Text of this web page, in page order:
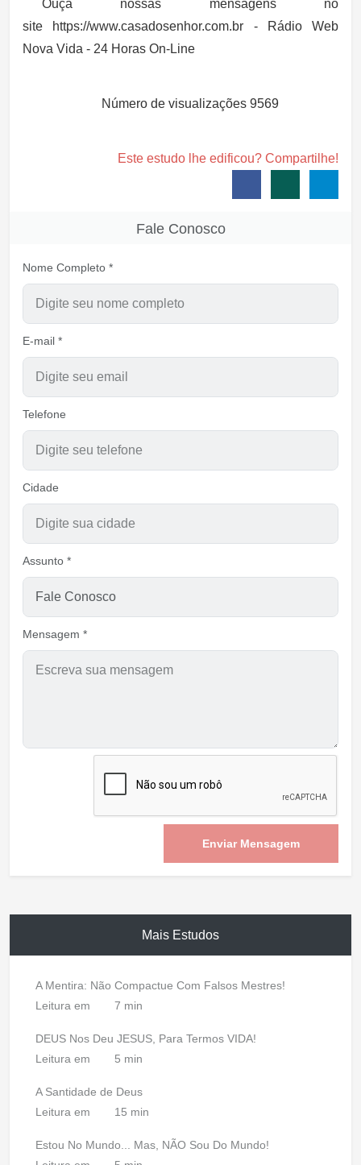
Ouça nossas mensagens no
site https://www.casadosenhor.com.br - Rádio Web
Nova Vida - 24 Horas On-Line
Número de visualizações 9569
Este estudo lhe edificou? Compartilhe!
Fale Conosco
Nome Completo *
E-mail *
Telefone
Cidade
Assunto *
Mensagem *
Enviar Mensagem
Mais Estudos
A Mentira: Não Compactue Com Falsos Mestres!
Leitura em
7 min
DEUS Nos Deu JESUS, Para Termos VIDA!
Leitura em
5 min
A Santidade de Deus
Leitura em
15 min
Estou No Mundo... Mas, NÃO Sou Do Mundo!